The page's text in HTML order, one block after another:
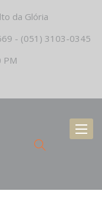
da Glória
- (051) 3103-0345
PM